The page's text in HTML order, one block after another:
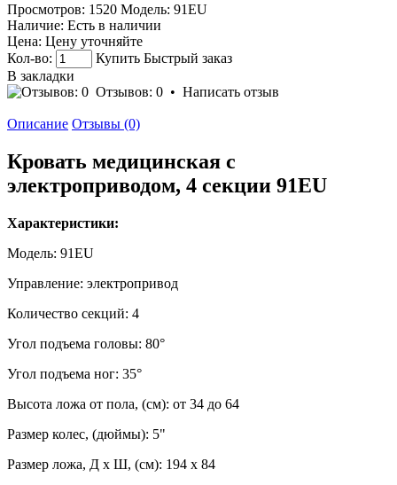
Просмотров: 1520 Модель: 91EU
Наличие: Есть в наличии
Цена: Цену уточняйте
Кол-во:
Купить Быстрый заказ
В закладки
Отзывов: 0 • Написать отзыв
Описание Отзывы (0)
Кровать медицинская с
электроприводом, 4 секции 91EU
Характеристики:
Модель: 91EU
Управление: электропривод
Количество секций: 4
Угол подъема головы: 80°
Угол подъема ног: 35°
Высота ложа от пола, (см): от 34 до 64
Размер колес, (дюймы): 5"
Размер ложа, Д х Ш, (см): 194 х 84